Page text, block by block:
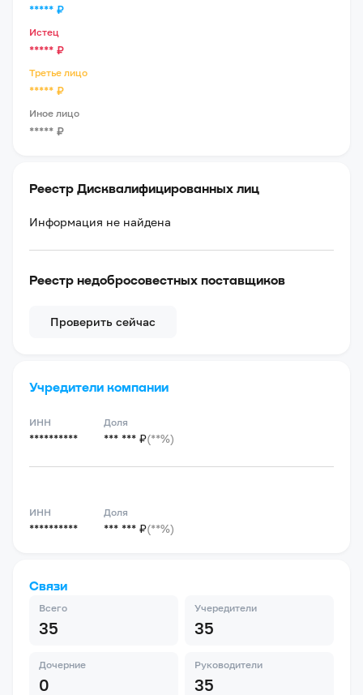
***** ₽
Истец
***** ₽
Третье лицо
***** ₽
Иное лицо
***** ₽
Реестр Дисквалифицированных лиц
Информация не найдена
Реестр недобросовестных поставщиков
Проверить сейчас
Учредители компании
ИНН
**********
Доля
*** *** ₽(**%)
ИНН
**********
Доля
*** *** ₽(**%)
Связи
Всего
35
Учередители
35
Дочерние
0
Руководители
35